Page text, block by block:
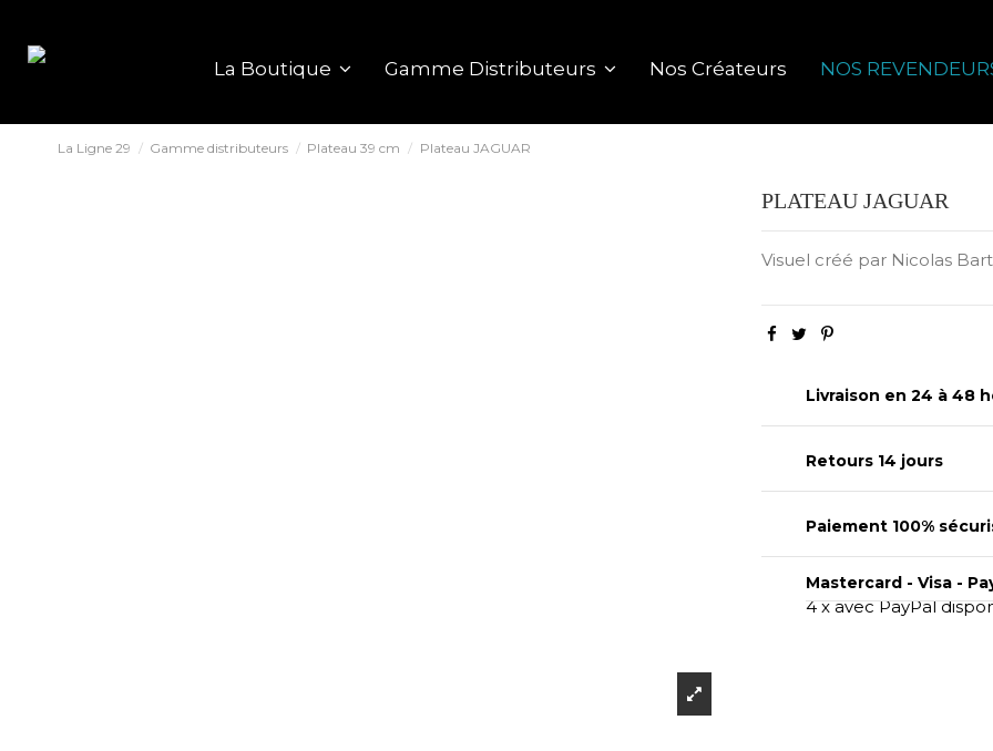
La Boutique Gamme Distributeurs Nos Créateurs NOS
La Ligne 29 Gamme distributeurs Plateau 39 cm Plateau JAGUAR
PLATEAU JAGUAR
Visuel créé par Nicolas
Livraison en 24 à 48
Retours 14 jours
Paiement 100%
Mastercard - Visa -
4 x avec PayPal